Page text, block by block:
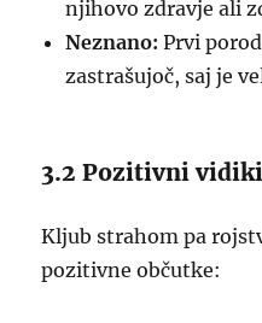
njihovo zdravje ali
Neznano: Prvi
zastrašujoč, saj je
3.2 Pozitivni vidiki
Kljub strahom pa
pozitivne občutke: